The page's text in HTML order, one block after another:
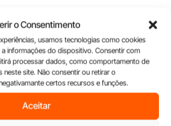
o Consentimento
usamos tecnologias como cookies
informações do dispositivo. Consentir com
processar dados, como comportamento de
neste site. Não consentir ou retirar o
certos recursos e funções.
Aceitar